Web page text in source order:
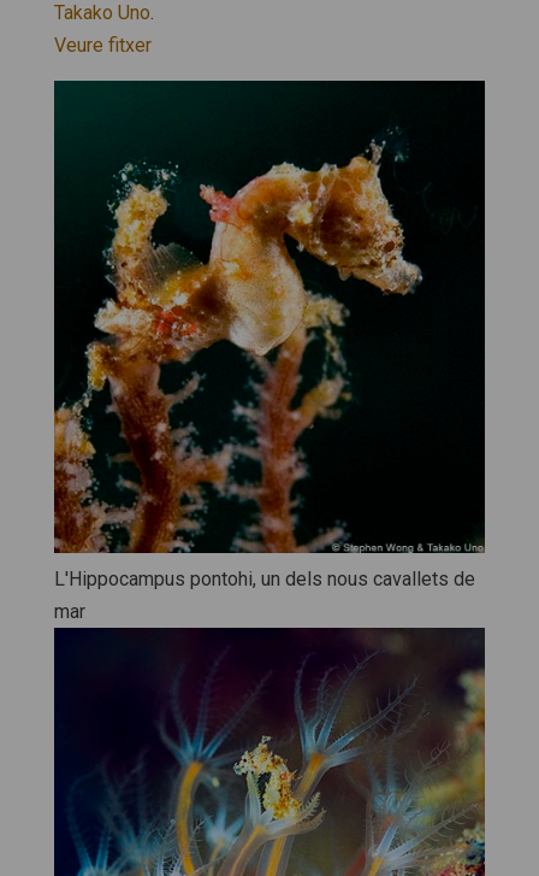
Takako Uno.
Veure fitxer
L'Hippocampus pontohi, un dels nous cavallets de
mar